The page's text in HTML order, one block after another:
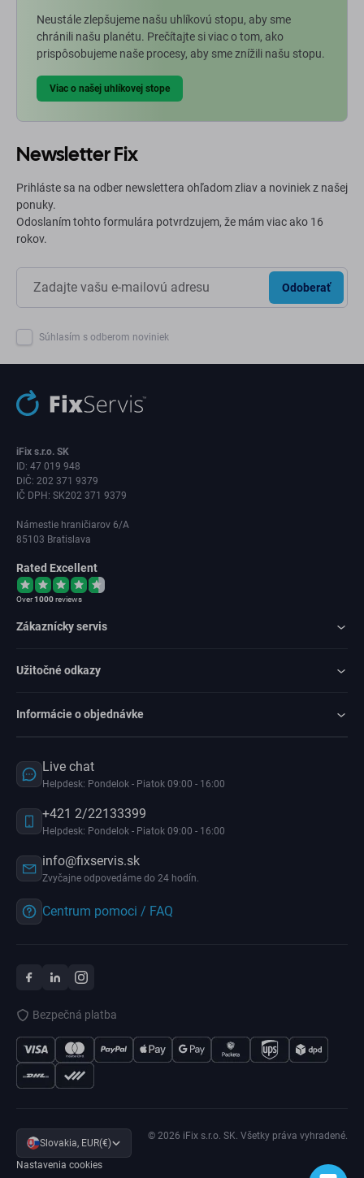
Neustále zlepšujeme našu uhlíkovú stopu, aby sme
chránili našu planétu. Prečítajte si viac o tom, ako
prispôsobujeme naše procesy, aby sme znížili našu stopu.
Viac o našej uhlíkovej stope
Newsletter Fix
Prihláste sa na odber newslettera ohľadom zliav a noviniek z našej
ponuky.
Odoslaním tohto formulára potvrdzujem, že mám viac ako 16
rokov.
Odoberať
Súhlasím s odberom noviniek
iFix s.r.o. SK
ID: 47 019 948
DIČ: 202 371 9379
IČ DPH: SK202 371 9379
Námestie hraničiarov 6/A
85103 Bratislava
Rated Excellent
Over1000reviews
Zákaznícky servis
Užitočné odkazy
Informácie o objednávke
Live chat
Helpdesk: Pondelok - Piatok 09:00 - 16:00
+421 2/22133399
Helpdesk: Pondelok - Piatok 09:00 - 16:00
info@fixservis.sk
Zvyčajne odpovedáme do 24 hodín.
Centrum pomoci / FAQ
Bezpečná platba
Slovakia, EUR(€)
Nastavenia cookies
© 2026 iFix s.r.o. SK. Všetky práva vyhradené.